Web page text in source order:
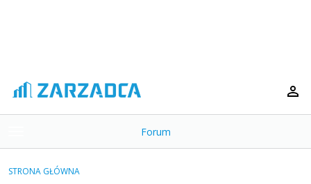
o
g
Forum
STRONA GŁÓWNA